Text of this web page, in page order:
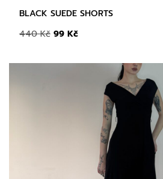
BLACK SUEDE SHORTS
440Kč 99 Kč